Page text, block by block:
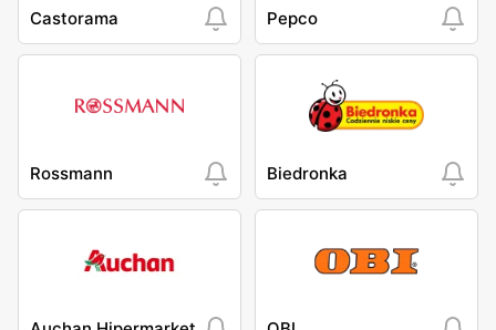
Castorama Pepco
Rossmann Biedronka